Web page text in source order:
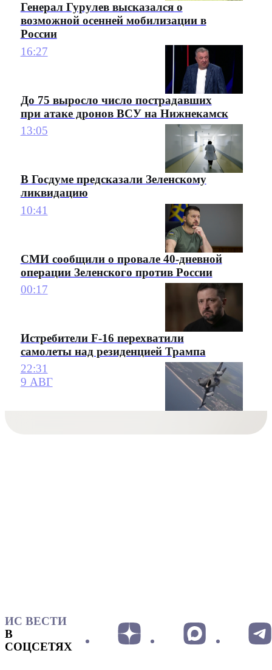
Генерал Гурулев высказался о
возможной осенней мобилизации в
России
16:27
До 75 выросло число пострадавших
при атаке дронов ВСУ на Нижнекамск
13:05
В Госдуме предсказали Зеленскому
ликвидацию
10:41
СМИ сообщили о провале 40-дневной
операции Зеленского против России
00:17
Истребители F-16 перехватили
самолеты над резиденцией Трампа
22:31
9 АВГ
ИС ВЕСТИ
В
СОЦСЕТЯХ